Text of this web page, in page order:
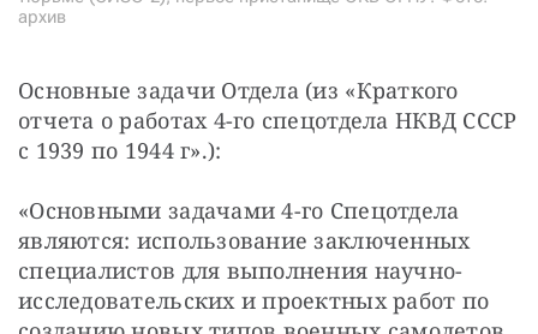
архив
Основные задачи Отдела (из «Краткого
отчета о работах 4-го спецотдела НКВД СССР
с 1939 по 1944 г».):
«Основными задачами 4-го Спецотдела
являются: использование заключенных
специалистов для выполнения научно-
исследовательских и проектных работ по